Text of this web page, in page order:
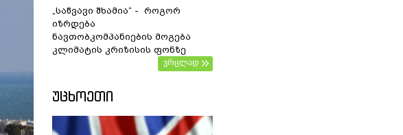
„საწვავი შხამია“ - როგორ
იზრდება
ნავთობკომპანიების მოგება
კლიმატის კრიზისის ფონზე
ვრცლად
ᲣᲪᲮᲝᲔᲗᲘ